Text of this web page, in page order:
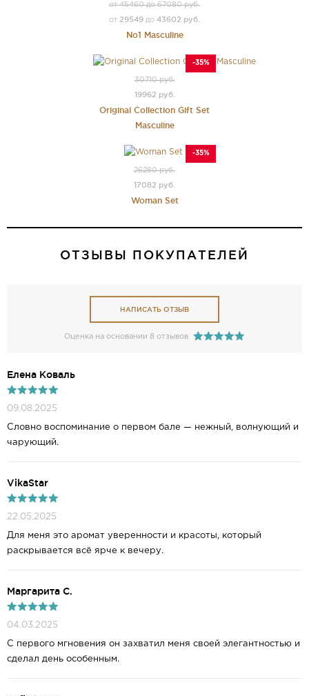
от 45460 до 67080 руб.
от 29549 до 43602 руб.
No1 Masculine
-35%
30710 руб.
19962 руб.
Original Collection Gift Set
Masculine
-35%
26280 руб.
17082 руб.
Woman Set
ОТЗЫВЫ ПОКУПАТЕЛЕЙ
НАПИСАТЬ ОТЗЫВ
Оценка на основании 8 отзывов
Елена Коваль
09.08.2025
Словно воспоминание о первом бале — нежный, волнующий и
чарующий.
VikaStar
22.05.2025
Для меня это аромат уверенности и красоты, который
раскрывается всё ярче к вечеру.
Маргарита С.
04.03.2025
С первого мгновения он захватил меня своей элегантностью и
сделал день особенным.